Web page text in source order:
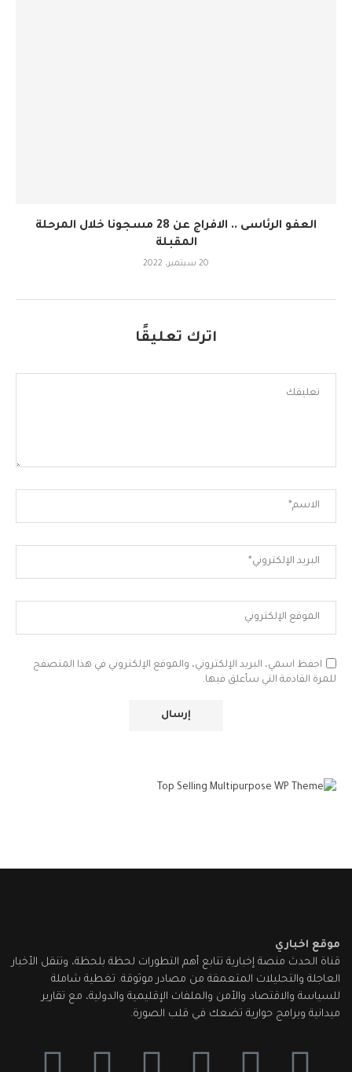
العفو الرئاسى .. الافراج عن 28 مسجونا خلال المرحلة
المقبلة
20 سبتمبر، 2022
اترك تعليقًا
احفظ اسمي، البريد الإلكتروني، والموقع الإلكتروني في هذا المتصفح
للمرة القادمة التي سأعلق فيها.
موقع اخباري
قناة الحدث منصة إخبارية تتابع أهم التطورات لحظة بلحظة، وتنقل الأخبار
العاجلة والتحليلات المتعمقة من مصادر موثوقة. تغطية شاملة
للسياسة والاقتصاد والأمن والملفات الإقليمية والدولية، مع تقارير
ميدانية وبرامج حوارية تضعك في قلب الصورة.